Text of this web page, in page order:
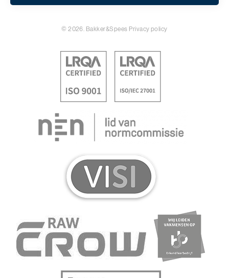
© 2026. Bakker&Spees Privacy policy